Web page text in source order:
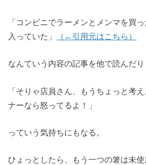
「コンビニでラーメンとメンマを買
入っていた」
（←引用元はこちら）
なんていう内容の記事を他で読んだり
「そりゃ店員さん、もうちょっと考
ナーなら怒ってるよ！」
っていう気持ちにもなる。
ひょっとしたら、もう一つの箸は未